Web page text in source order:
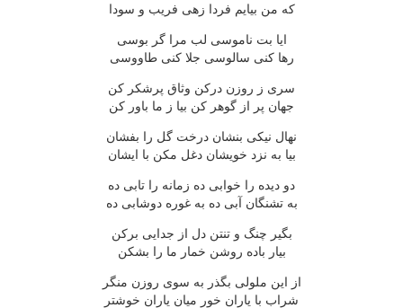
كه من بیایم فردا زهی فریب و سودا
ایا بت ناموسی لب مرا گر بوسی
رها كنی سالوسی جلا كنی طاووسی
سری ز روزن دركن وثاق پرشكر كن
جهان پر از گوهر كن بیا ز ما باور كن
نهال نیكی بنشان درخت گل را بفشان
بیا به نزد خویشان دغل مكن با ایشان
دو دیده را خوابی ده زمانه را تابی ده
به تشنگان آبی ده به غوره دوشابی ده
بگیر چنگ و تنتن دل از جدایی بركن
بیار باده روشن خمار ما را بشكن
از این ملولی بگذر به سوی روزن منگر
شراب با یاران خور میان یاران خوشتر